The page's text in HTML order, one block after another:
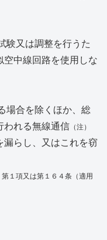
又は調整を行うた
中線回路を使用しな
合を除くほか、総
われる無線通信 （注）
漏らし、又はこれを窃
項又は第１６４条（適用